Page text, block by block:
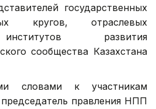
государственных
кругов, отраслевых
развития
сообщества Казахстана
словами к участникам
правления НПП